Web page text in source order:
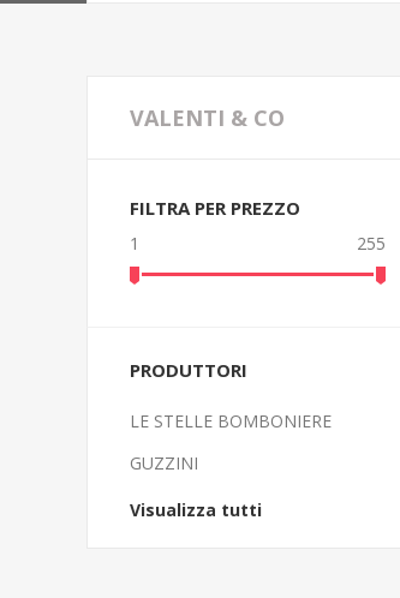
VALENTI & CO
FILTRA PER PREZZO
1 255
PRODUTTORI
LE STELLE BOMBONIERE
GUZZINI
Visualizza tutti